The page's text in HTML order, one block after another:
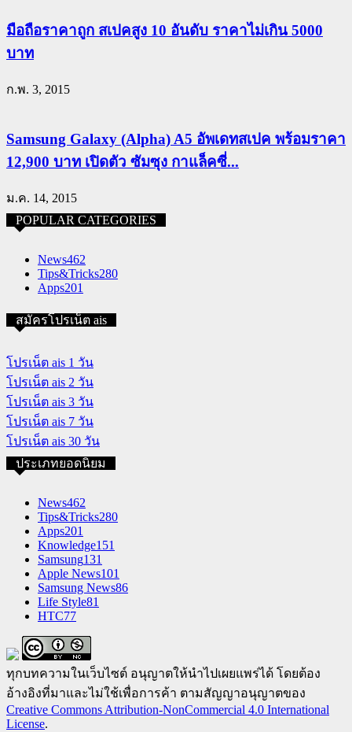
มือถือราคาถูก สเปคสูง 10 อันดับ ราคาไม่เกิน 5000
บาท
ก.พ. 3, 2015
Samsung Galaxy (Alpha) A5 อัพเดทสเปค พร้อมราคา
12,900 บาท เปิดตัว ซัมซุง กาแล็คซี่...
ม.ค. 14, 2015
POPULAR CATEGORIES
News462
Tips&Tricks280
Apps201
สมัครโปรเน็ต ais
โปรเน็ต ais 1 วัน
โปรเน็ต ais 2 วัน
โปรเน็ต ais 3 วัน
โปรเน็ต ais 7 วัน
โปรเน็ต ais 30 วัน
ประเภทยอดนิยม
News462
Tips&Tricks280
Apps201
Knowledge151
Samsung131
Apple News101
Samsung News86
Life Style81
HTC77
ทุกบทความในเว็บไซต์ อนุญาตให้นำไปเผยแพร่ได้ โดยต้อง
อ้างอิงที่มาและไม่ใช้เพื่อการค้า ตามสัญญาอนุญาตของ
Creative Commons Attribution-NonCommercial 4.0 International
License.